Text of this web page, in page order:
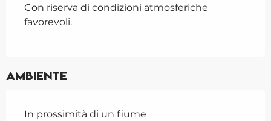
Con riserva di condizioni atmosferiche
favorevoli.
Ambiente
In prossimità di un fiume